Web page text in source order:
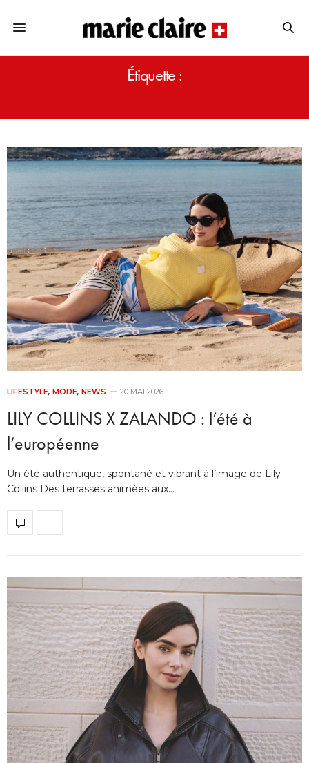
Étiquette :
LIFESTYLE, MODE, NEWS 20 MAI 2026
LILY COLLINS X ZALANDO : l’été à
l’européenne
Un été authentique, spontané et vibrant à l’image de Lily
Collins Des terrasses animées aux…